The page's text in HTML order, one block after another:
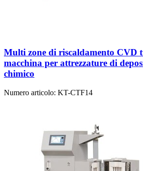
Multi zone di riscaldamento CVD
macchina per attrezzature di
chimico
Numero articolo: KT-CTF14